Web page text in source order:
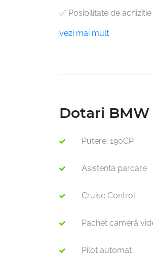
✅ Posibilitate de
vezi mai mult
Dotari BMW
Putere: 190CP
Asistenta parcare
Cruise Control
Pachet cameră
Pilot automat